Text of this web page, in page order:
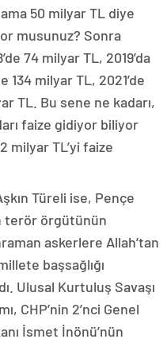
50 milyar TL diye
musunuz? Sonra
74 milyar TL, 2019’da
134 milyar TL, 2021’de
TL. Bu sene ne kadarı,
faize gidiyor biliyor
milyar TL’yi faize
Türeli ise, Pençe
terör örgütünün
askerlere Allah’tan
başsağlığı
Ulusal Kurtuluş Savaşı
CHP’nin 2’nci Genel
İsmet İnönü’nün